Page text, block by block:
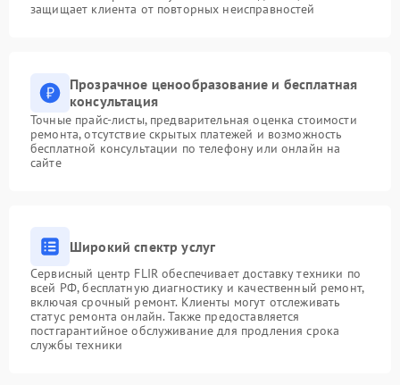
защищает клиента от повторных неисправностей
Прозрачное ценообразование и бесплатная
консультация
Точные прайс-листы, предварительная оценка стоимости
ремонта, отсутствие скрытых платежей и возможность
бесплатной консультации по телефону или онлайн на
сайте
Широкий спектр услуг
Сервисный центр FLIR обеспечивает доставку техники по
всей РФ, бесплатную диагностику и качественный ремонт,
включая срочный ремонт. Клиенты могут отслеживать
статус ремонта онлайн. Также предоставляется
постгарантийное обслуживание для продления срока
службы техники